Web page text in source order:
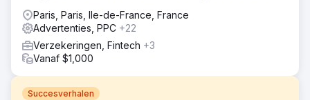
Paris, Paris, Ile-de-France, France
Advertenties, PPC +22
Verzekeringen, Fintech +3
Vanaf $1,000
Succesverhalen